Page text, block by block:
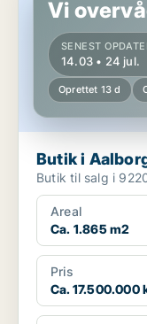
Vi
SENEST
14.03 • 24 jul.
Oprettet 13 d
Butik i
Butik til salg i
Areal
Ca. 1.865 m2
Pris
Ca. 17.500.000